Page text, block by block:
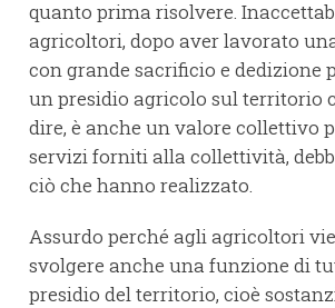
quanto prima risolvere.
agricoltori, dopo aver lavorato
con grande sacrificio e dedizione
un presidio agricolo sul territorio
dire, è anche un valore collettivo
servizi forniti alla collettività,
ciò che hanno realizzato.
Assurdo perché agli agricoltori
svolgere anche una funzione di
presidio del territorio, cioè